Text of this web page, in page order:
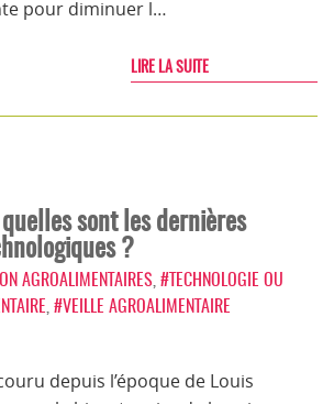
pour diminuer l…
LIRE LA SUITE
sont les dernières
?
AGROALIMENTAIRES #TECHNOLOGIE OU
#VEILLE AGROALIMENTAIRE
depuis l’époque de Louis